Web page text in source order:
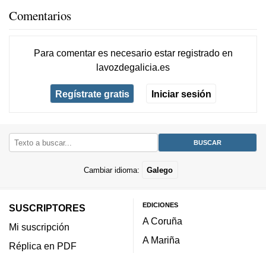
Comentarios
Para comentar es necesario estar registradoen
lavozdegalicia.es
Regístrate gratis Iniciar sesión
Cambiar idioma: Galego
SUSCRIPTORES
Mi suscripción
Réplica en PDF
EDICIONES
A Coruña
A Mariña